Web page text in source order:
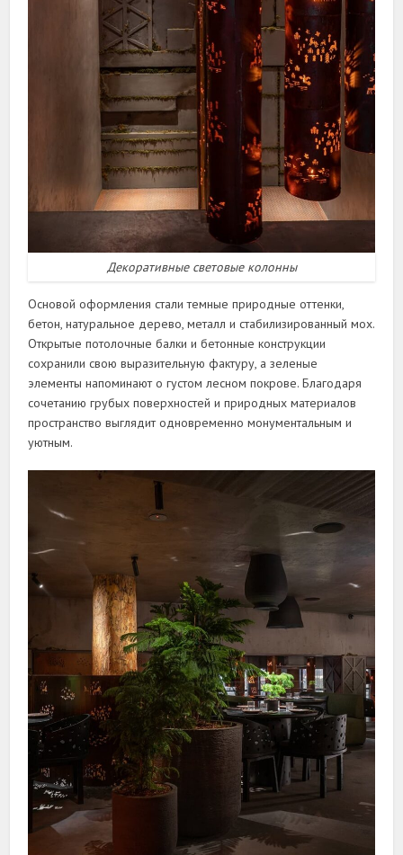
Декоративные световые колонны
Основой оформления стали темные природные оттенки,
бетон, натуральное дерево, металл и стабилизированный мох.
Открытые потолочные балки и бетонные конструкции
сохранили свою выразительную фактуру, а зеленые
элементы напоминают о густом лесном покрове. Благодаря
сочетанию грубых поверхностей и природных материалов
пространство выглядит одновременно монументальным и
уютным.